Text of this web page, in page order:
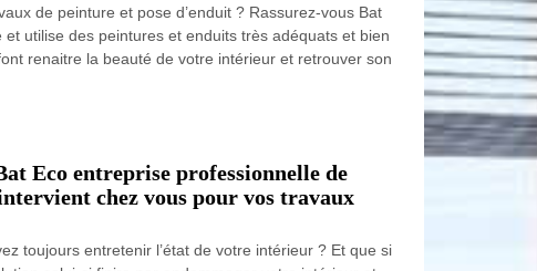
de peinture et pose d’enduit ? Rassurez-vous Bat
utilise des peintures et enduits très adéquats et bien
renaitre la beauté de votre intérieur et retrouver son
Eco entreprise professionnelle de
chez vous pour vos travaux
toujours entretenir l’état de votre intérieur ? Et que si